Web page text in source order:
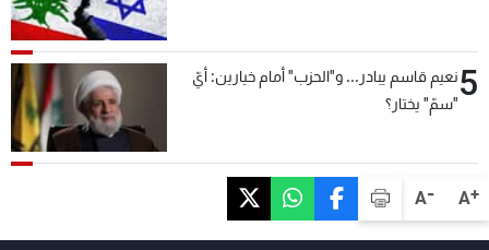
A+
A-
5نعيم قاسم يبادر... و"الحزب" أمام خيارين: أيّ
"سمّ" يختار؟